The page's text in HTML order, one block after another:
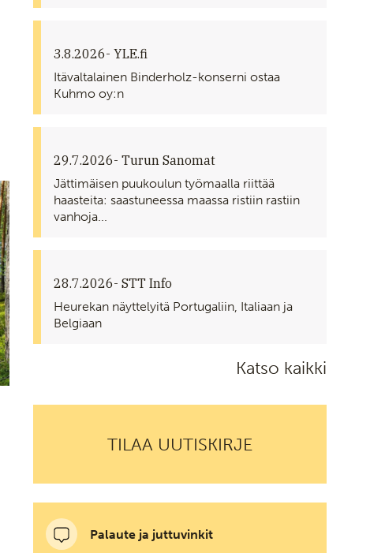
3.8.2026- YLE.fi
Itävaltalainen Binderholz-konserni ostaa
Kuhmo oy:n
29.7.2026- Turun Sanomat
Jättimäisen puukoulun työmaalla riittää
haasteita: saastuneessa maassa ristiin rastiin
vanhoja...
28.7.2026- STT Info
Heurekan näyttelyitä Portugaliin, Italiaan ja
Belgiaan
Katso kaikki
TILAA UUTISKIRJE
Palaute ja juttuvinkit